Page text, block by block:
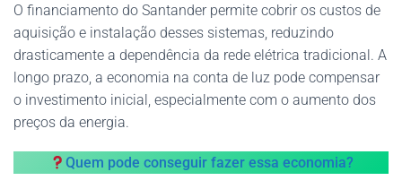
O financiamento do Santander permite cobrir os custos de
aquisição e instalação desses sistemas, reduzindo
drasticamente a dependência da rede elétrica tradicional. A
longo prazo, a economia na conta de luz pode compensar
o investimento inicial, especialmente com o aumento dos
preços da energia.
Quem pode conseguir fazer essa economia?